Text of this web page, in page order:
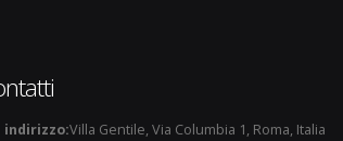
indirizzo:Villa Gentile, Via Columbia 1, Roma, Italia